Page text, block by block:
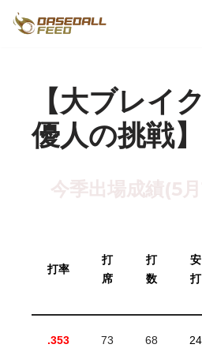
【大ブレイ
優人の挑戦】
今季出場成績(5
打率
打
席
打
数
安
打
.353 73 68 24